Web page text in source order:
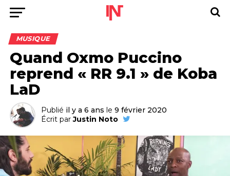
MUSIQUE
Quand Oxmo Puccino
reprend « RR 9.1 » de Koba
LaD
Publié il y a 6 ans le 9 février 2020
Écrit par Justin Noto